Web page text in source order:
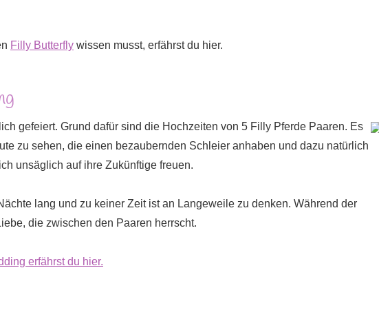
Filly Butterfly wissen musst, erfährst du hier.
gefeiert. Grund dafür sind die Hochzeiten von 5 Filly Pferde Paaren. Es
zu sehen, die einen bezaubernden Schleier anhaben und dazu natürlich
unsäglich auf ihre Zukünftige freuen.
lang und zu keiner Zeit ist an Langeweile zu denken. Während der
die zwischen den Paaren herrscht.
erfährst du hier.